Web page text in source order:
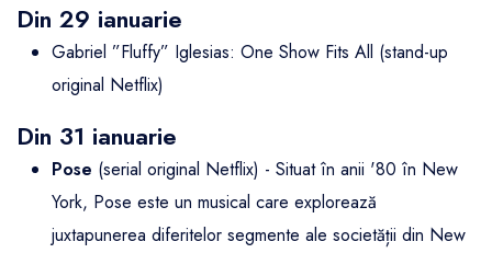
Din 29 ianuarie
Gabriel ”Fluffy” Iglesias: One Show Fits All (stand-up
original Netflix)
Din 31 ianuarie
Pose (serial original Netflix) - Situat în anii '80 în New
York, Pose este un musical care explorează
juxtapunerea diferitelor segmente ale societății din New